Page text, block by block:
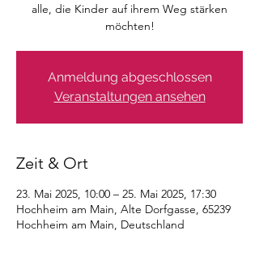
alle, die Kinder auf ihrem Weg stärken
möchten!
Anmeldung abgeschlossen
Veranstaltungen ansehen
Zeit & Ort
23. Mai 2025, 10:00 – 25. Mai 2025, 17:30
Hochheim am Main, Alte Dorfgasse, 65239
Hochheim am Main, Deutschland